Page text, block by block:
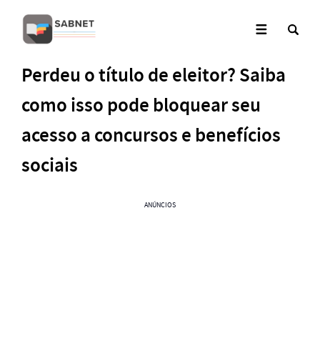
Perdeu o título de eleitor? Saiba
como isso pode bloquear seu
acesso a concursos e benefícios
sociais
ANÚNCIOS